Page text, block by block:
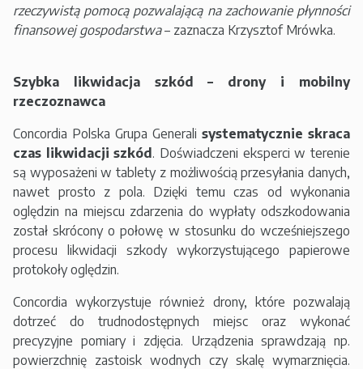
rzeczywistą pomocą pozwalającą na zachowanie płynności
finansowej gospodarstwa– zaznacza Krzysztof Mrówka.
Szybka likwidacja szkód – drony i mobilny
rzeczoznawca
Concordia Polska Grupa Generali systematycznie skraca
czas likwidacji szkód . Doświadczeni eksperci w terenie
są wyposażeni w tablety z możliwością przesyłania danych,
nawet prosto z pola. Dzięki temu czas od wykonania
oględzin na miejscu zdarzenia do wypłaty odszkodowania
został skrócony o połowę w stosunku do wcześniejszego
procesu likwidacji szkody wykorzystującego papierowe
protokoły oględzin.
Concordia wykorzystuje również drony, które pozwalają
dotrzeć do trudnodostępnych miejsc oraz wykonać
precyzyjne pomiary i zdjęcia. Urządzenia sprawdzają np.
powierzchnię zastoisk wodnych czy skalę wymarznięcia.